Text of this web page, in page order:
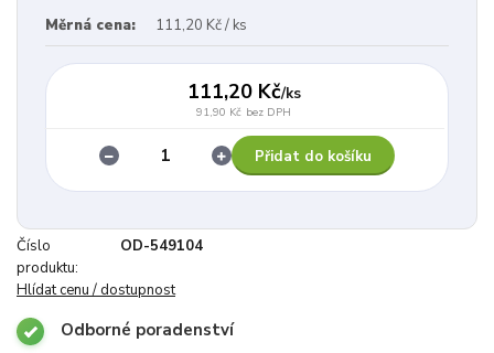
Měrná cena:
111,20 Kč / ks
111,20 Kč/ks
91,90 Kč bez DPH
Přidat do košíku
Číslo
produktu:
OD-549104
Hlídat cenu / dostupnost
Odborné poradenství